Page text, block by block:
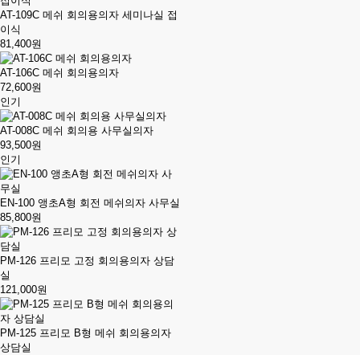
AT-109C 메쉬 회의용의자 세미나실 접
이식
81,400원
AT-106C 메쉬 회의용의자
72,600원
인기
AT-008C 메쉬 회의용 사무실의자
93,500원
인기
EN-100 앵초A형 회전 메쉬의자 사무실
85,800원
PM-126 프리모 고정 회의용의자 상담
실
121,000원
PM-125 프리모 B형 메쉬 회의용의자
상담실